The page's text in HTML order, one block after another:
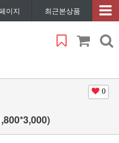
이지 최근본상품
0